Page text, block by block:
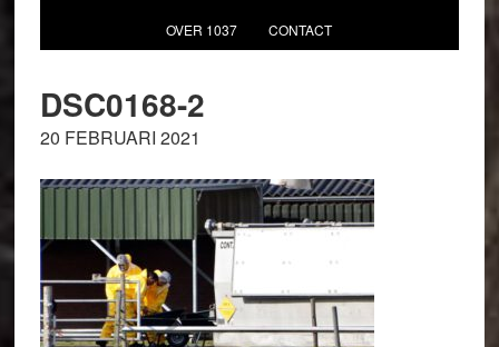
OVER 1037 CONTACT
DSC0168-2
20 FEBRUARI 2021